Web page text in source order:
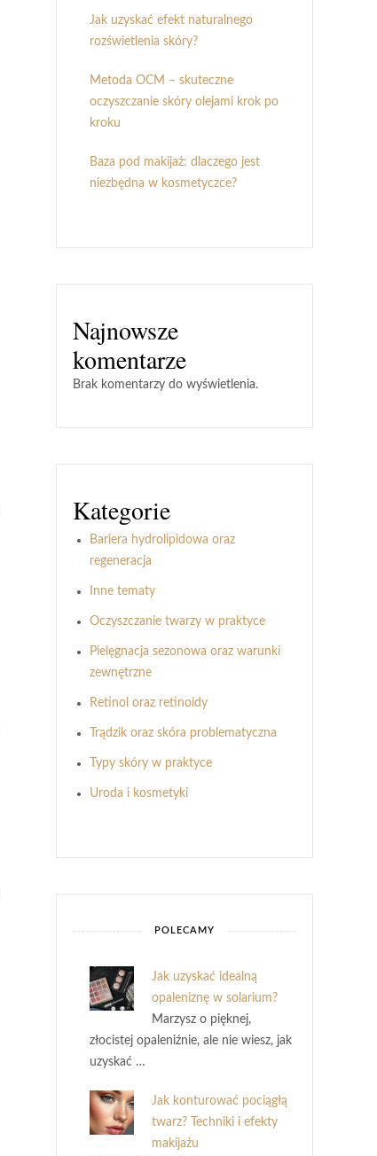
Jak uzyskać efekt naturalnego
rozświetlenia skóry?
Metoda OCM – skuteczne
oczyszczanie skóry olejami krok po
kroku
Baza pod makijaż: dlaczego jest
niezbędna w kosmetyczce?
Najnowsze
komentarze
Brak komentarzy do wyświetlenia.
Kategorie
Bariera hydrolipidowa oraz
regeneracja
Inne tematy
Oczyszczanie twarzy w praktyce
Pielęgnacja sezonowa oraz warunki
zewnętrzne
Retinol oraz retinoidy
Trądzik oraz skóra problematyczna
Typy skóry w praktyce
Uroda i kosmetyki
POLECAMY
Jak uzyskać idealną
opaleniznę w solarium?
Marzysz o pięknej,
złocistej opaleniźnie, ale nie wiesz, jak
uzyskać …
Jak konturować pociągłą
twarz? Techniki i efekty
makijażu